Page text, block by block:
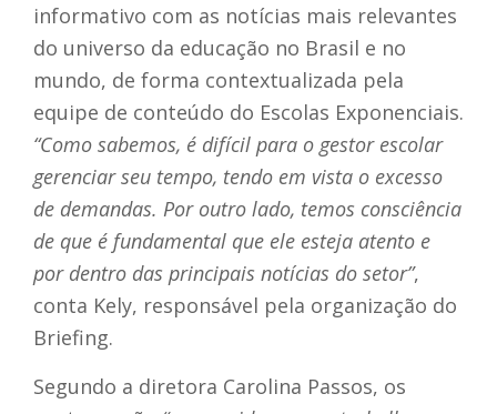
informativo com as notícias mais relevantes
do universo da educação no Brasil e no
mundo, de forma contextualizada pela
equipe de conteúdo do Escolas Exponenciais.
“Como sabemos, é difícil para o gestor escolar
gerenciar seu tempo, tendo em vista o excesso
de demandas. Por outro lado, temos consciência
de que é fundamental que ele esteja atento e
por dentro das principais notícias do setor”,
conta Kely, responsável pela organização do
Briefing.
Segundo a diretora Carolina Passos, os